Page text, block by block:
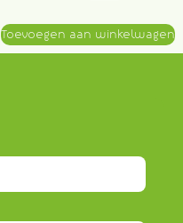
Toevoegen aan winkelwagen